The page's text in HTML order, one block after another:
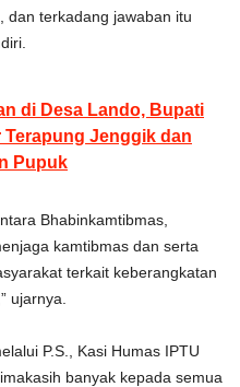
dan terkadang jawaban itu
di Desa Lando, Bupati
Terapung Jenggik dan
Pupuk
Bhabinkamtibmas,
kamtibmas dan serta
terkait keberangkatan
ujarnya.
P.S., Kasi Humas IPTU
banyak kepada semua